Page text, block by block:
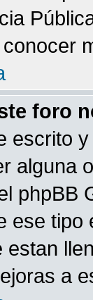
foro
escrito
alguna
phpBB
ese tipo
estan
a